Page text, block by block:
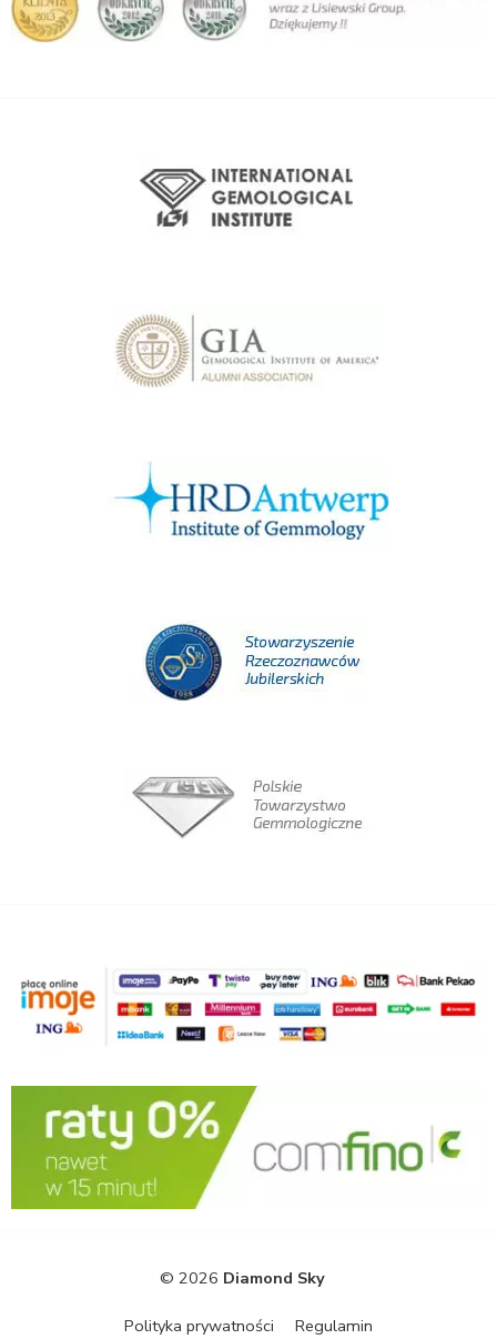
© 2026 Diamond Sky
Polityka prywatności Regulamin